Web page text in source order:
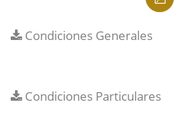
Condiciones Generales
Condiciones Particulares